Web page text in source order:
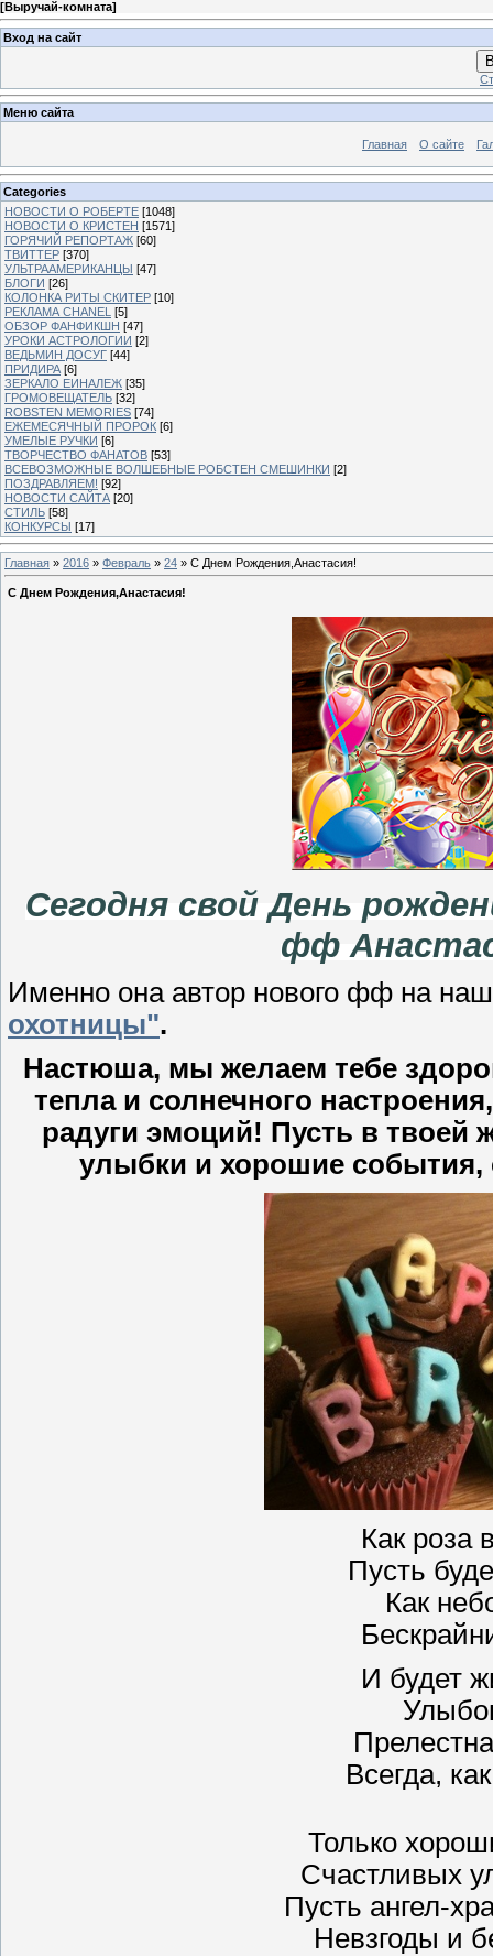
[Выручай-комната]
Вход на сайт
Меню сайта
Главная О сайте
Categories
НОВОСТИ О РОБЕРТЕ [1048]
НОВОСТИ О КРИСТЕН [1571]
ГОРЯЧИЙ РЕПОРТАЖ [60]
ТВИТТЕР [370]
УЛЬТРААМЕРИКАНЦЫ [47]
БЛОГИ [26]
КОЛОНКА РИТЫ СКИТЕР [10]
РЕКЛАМА CHANEL [5]
ОБЗОР ФАНФИКШН [47]
УРОКИ АСТРОЛОГИИ [2]
ВЕДЬМИН ДОСУГ [44]
ПРИДИРА [6]
ЗЕРКАЛО ЕИНАЛЕЖ [35]
ГРОМОВЕЩАТЕЛЬ [32]
ROBSTEN MEMORIES [74]
ЕЖЕМЕСЯЧНЫЙ ПРОРОК [6]
УМЕЛЫЕ РУЧКИ [6]
ТВОРЧЕСТВО ФАНАТОВ [53]
ВСЕВОЗМОЖНЫЕ ВОЛШЕБНЫЕ РОБСТЕН СМЕШИНКИ [2]
ПОЗДРАВЛЯЕМ! [92]
НОВОСТИ САЙТА [20]
СТИЛЬ [58]
КОНКУРСЫ [17]
Главная » 2016 » Февраль » 24 » С Днем Рождения,Анастасия!
С Днем Рождения,Анастасия!
Сегодня свой День
фф
Именно она автор нового фф на
охотницы".
Настюша, мы желаем тебе
тепла и солнечного
радуги эмоций! Пусть в твоей
улыбки и хорошие события,
Как роза
Пусть
Как
И будет
Всегда,
Только
Счастливых
Пусть ангел-
Невзгоды и